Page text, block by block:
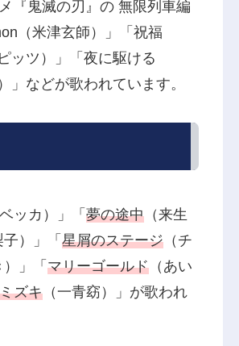
『鬼滅の刃』の 無限列車編
（米津玄師）」「祝福
ッツ）」「夜に駆ける
」などが歌われています。
ベッカ）」「 夢の途中 （来生
子）」「 星屑のステージ （チ
）」「 マリーゴールド （あい
ズキ （一青窈）」が歌われ